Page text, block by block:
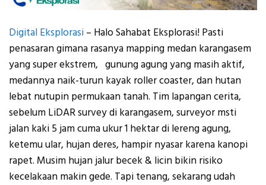
Digital Eksplorasi – Halo Sahabat Eksplorasi! Pasti
penasaran gimana rasanya mapping medan karangasem
yang super ekstrem, gunung agung yang masih aktif,
medannya naik-turun kayak roller coaster, dan hutan
lebat nutupin permukaan tanah. Tim lapangan cerita,
sebelum LiDAR survey di karangasem, surveyor msti
jalan kaki 5 jam cuma ukur 1 hektar di lereng agung,
ketemu ular, hujan deres, hampir nyasar karena kanopi
rapet. Musim hujan jalur becek & licin bikin risiko
kecelakaan makin gede. Tapi tenang, sekarang udah